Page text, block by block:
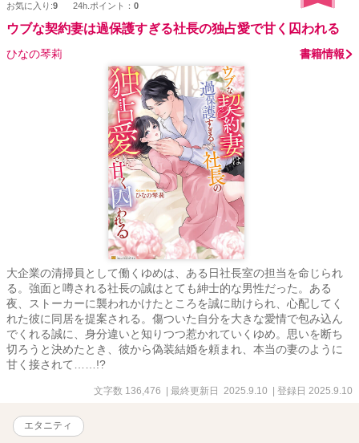
お気に入り:9 24h.ポイント： 0
ウブな契約妻は過保護すぎる社長の独占愛で甘く囚われる
ひなの琴莉 書籍情報
大企業の清掃員として働くゆめは、ある日社長室の担当を命じられ
る。強面と噂される社長の誠はとても紳士的な男性だった。ある
夜、ストーカーに襲われかけたところを誠に助けられ、心配してく
れた彼に同居を提案される。傷ついた自分を大きな愛情で包み込ん
でくれる誠に、身分違いと知りつつ惹かれていくゆめ。思いを断ち
切ろうと決めたとき、彼から偽装結婚を頼まれ、本当の妻のように
甘く接されて……!?
文字数 136,476 | 最終更新日 2025.9.10 | 登録日 2025.9.10
エタニティ